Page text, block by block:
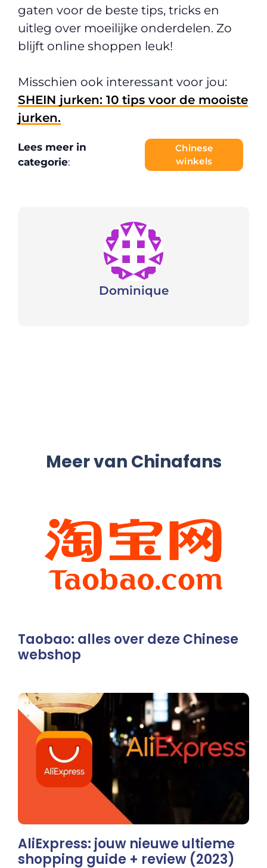
gaten voor de beste tips, tricks en
uitleg over moeilijke onderdelen. Zo
blijft online shoppen leuk!
Misschien ook interessant voor jou:
SHEIN jurken: 10 tips voor de mooiste
jurken.
Lees meer in
categorie:
Chinese
winkels
Dominique
Meer van Chinafans
Taobao: alles over deze Chinese
webshop
AliExpress: jouw nieuwe ultieme
shopping guide + review (2023)